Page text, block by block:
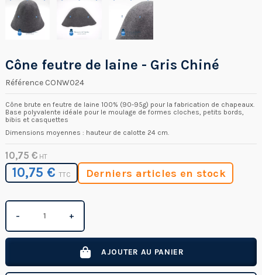
Cône feutre de laine - Gris Chiné
Référence CONW024
Cône brute en feutre de laine 100% (90-95g) pour la fabrication de chapeaux.
Base polyvalente idéale pour le moulage de formes cloches, petits bords,
bibis et casquettes
Dimensions moyennes : hauteur de calotte 24 cm.
Derniers articles en stock
10,75 € HT
10,75 €TTC
− +
AJOUTER AU PANIER